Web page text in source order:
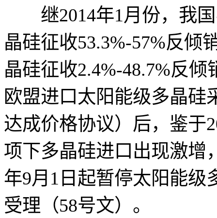
继2014年1月份，我国
晶硅征收53.3%-57%反倾
晶硅征收2.4%-48.7%反
欧盟进口太阳能级多晶硅
达成价格协议）后，鉴于
项下多晶硅进口出现激增
年9月1日起暂停太阳能级
受理（58号文）。